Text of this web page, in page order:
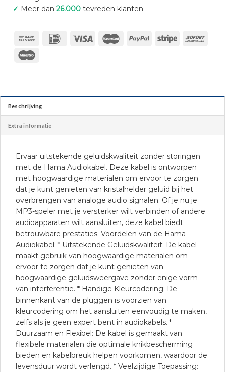
✓ Meer dan 26.000tevreden klanten
Beschrijving
Extra informatie
Ervaar uitstekende geluidskwaliteit zonder storingen
met de Hama Audiokabel. Deze kabel is ontworpen
met hoogwaardige materialen om ervoor te zorgen
dat je kunt genieten van kristalhelder geluid bij het
overbrengen van analoge audio signalen. Of je nu je
MP3-speler met je versterker wilt verbinden of andere
audioapparaten wilt aansluiten, deze kabel biedt
betrouwbare prestaties. Voordelen van de Hama
Audiokabel: * Uitstekende Geluidskwaliteit: De kabel
maakt gebruik van hoogwaardige materialen om
ervoor te zorgen dat je kunt genieten van
hoogwaardige geluidsweergave zonder enige vorm
van interferentie. * Handige Kleurcodering: De
binnenkant van de pluggen is voorzien van
kleurcodering om het aansluiten eenvoudig te maken,
zelfs als je geen expert bent in audiokabels. *
Duurzaam en Flexibel: De kabel is gemaakt van
flexibele materialen die optimale knikbescherming
bieden en kabelbreuk helpen voorkomen, waardoor de
levensduur wordt verlengd. * Veelzijdige Toepassing: